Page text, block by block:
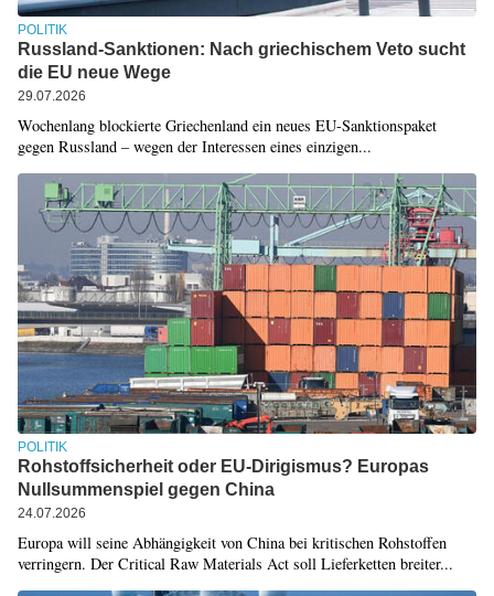
POLITIK
Russland-Sanktionen: Nach griechischem Veto sucht
die EU neue Wege
29.07.2026
Wochenlang blockierte Griechenland ein neues EU-Sanktionspaket
gegen Russland – wegen der Interessen eines einzigen...
POLITIK
Rohstoffsicherheit oder EU-Dirigismus? Europas
Nullsummenspiel gegen China
24.07.2026
Europa will seine Abhängigkeit von China bei kritischen Rohstoffen
verringern. Der Critical Raw Materials Act soll Lieferketten breiter...